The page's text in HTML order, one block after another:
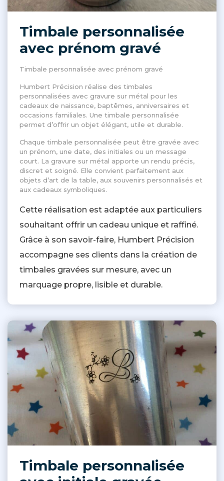
Timbale personnalisée
avec prénom gravé
Timbale personnalisée avec prénom gravé
Humbert Précision réalise des timbales
personnalisées avec gravure sur métal pour les
cadeaux de naissance, baptêmes, anniversaires et
occasions familiales. Une timbale personnalisée
permet d’offrir un objet élégant, utile et durable.
Chaque timbale personnalisée peut être gravée avec
un prénom, une date, des initiales ou un message
court. La gravure sur métal apporte un rendu précis,
discret et soigné. Elle convient parfaitement aux
objets d’art de la table, aux souvenirs personnalisés et
aux cadeaux symboliques.
Cette réalisation est adaptée aux particuliers
souhaitant offrir un cadeau unique et raffiné.
Grâce à son savoir-faire, Humbert Précision
accompagne ses clients dans la création de
timbales gravées sur mesure, avec un
marquage propre, lisible et durable.
Timbale personnalisée